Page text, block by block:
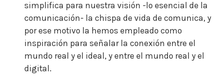
simplifica para nuestra visión -lo esencial de la
comunicación- la chispa de vida de comunica, y
por ese motivo la hemos empleado como
inspiración para señalar la conexión entre el
mundo real y el ideal, y entre el mundo real y el
digital.